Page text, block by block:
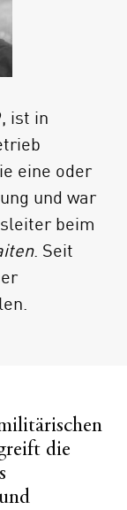
Sibylle
Schürch,
ist in
eine oder
und war
beim
. Seit
die